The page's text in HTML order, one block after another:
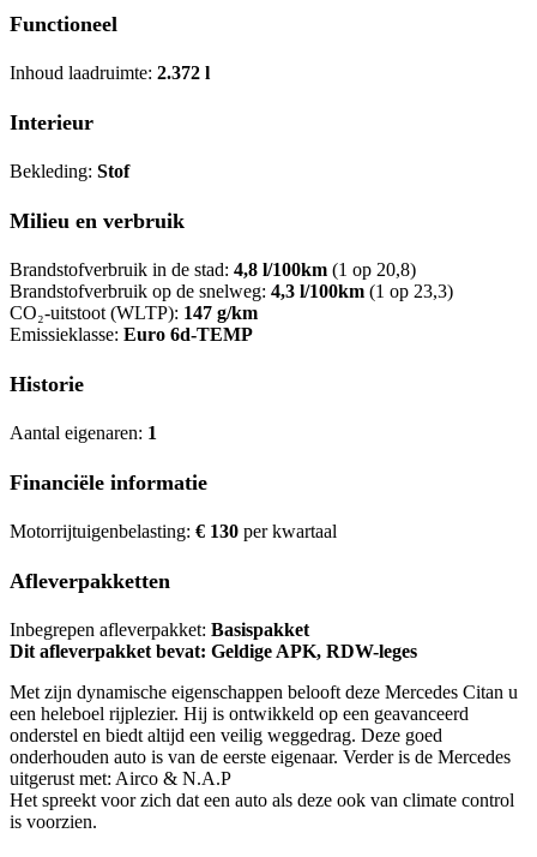
Functioneel
Inhoud laadruimte: 2.372 l
Interieur
Bekleding: Stof
Milieu en verbruik
Brandstofverbruik in de stad: 4,8 l/100km (1 op 20,8)
Brandstofverbruik op de snelweg: 4,3 l/100km (1 op 23,3)
CO₂-uitstoot (WLTP): 147 g/km
Emissieklasse: Euro 6d-TEMP
Historie
Aantal eigenaren: 1
Financiële informatie
Motorrijtuigenbelasting: € 130 per kwartaal
Afleverpakketten
Inbegrepen afleverpakket: Basispakket
Dit afleverpakket bevat: Geldige APK, RDW-leges
Met zijn dynamische eigenschappen belooft deze Mercedes Citan u
een heleboel rijplezier. Hij is ontwikkeld op een geavanceerd
onderstel en biedt altijd een veilig weggedrag. Deze goed
onderhouden auto is van de eerste eigenaar. Verder is de Mercedes
uitgerust met: Airco & N.A.P
Het spreekt voor zich dat een auto als deze ook van climate control
is voorzien.